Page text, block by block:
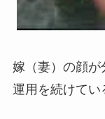
嫁（妻）の顔が
運用を続けてい